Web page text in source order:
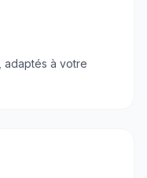
adaptés à votre